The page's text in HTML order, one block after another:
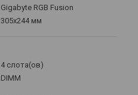
Gigabyte RGB Fusion
305x244 мм
4 слота(ов)
DIMM